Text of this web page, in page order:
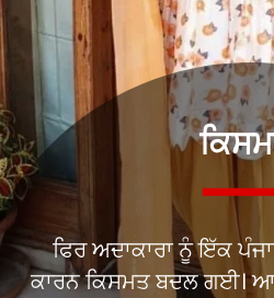
ਫਿਰ ਅਦਾਕਾਰਾ ਨੂੰ ਇੱਕ
ਕਾਰਨ ਕਿਸਮਤ ਬਦਲ ਗਈ।